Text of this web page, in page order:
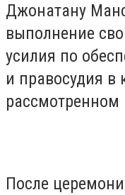
Джонатану
выполнение
усилия по
и правосудия в
После